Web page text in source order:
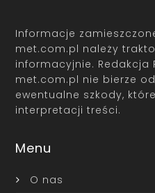
Informacje
met.com.pl należy
informacyjnie. Redakcja
met.com.pl nie bierze
ewentualne szkody,
interpretacji treści.
Menu
O nas